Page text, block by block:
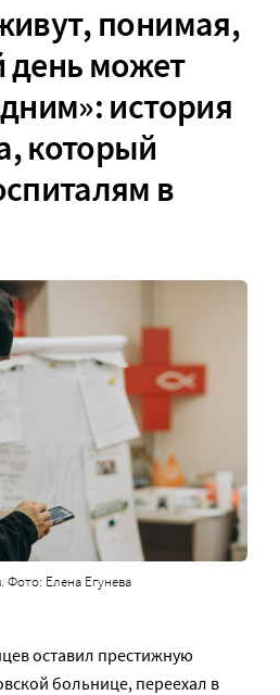
понимая,
может
история
который
в
Фото: Елена Егунева
оставил престижную
больнице, переехал в